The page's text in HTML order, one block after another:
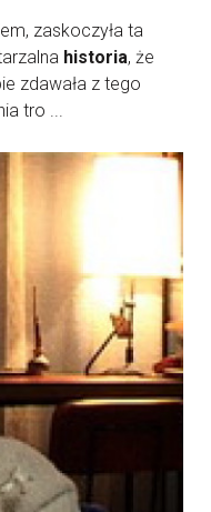
zaskoczyła ta
historia, że
zdawała z tego
tro ...